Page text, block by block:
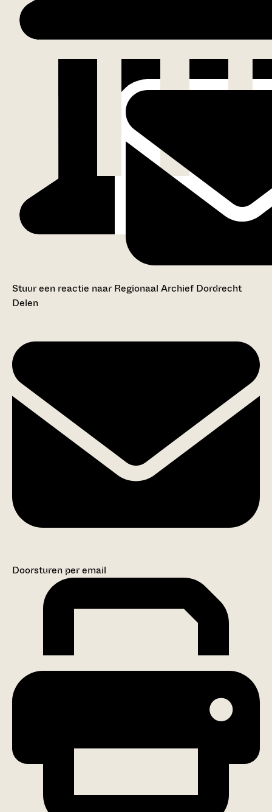
Stuur een reactie naar Regionaal Archief Dordrecht
Delen
Doorsturen per email